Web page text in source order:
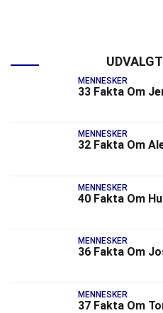
MENNESKER
33 Fakta Om
MENNESKER
32 Fakta Om
MENNESKER
40 Fakta Om
MENNESKER
36 Fakta Om
MENNESKER
37 Fakta Om